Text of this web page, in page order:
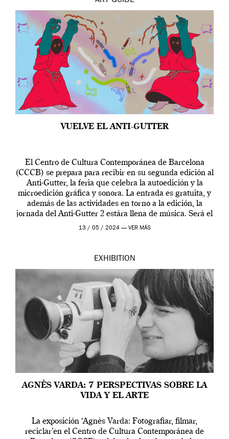
VUELVE EL ANTI-GUTTER
El Centro de Cultura Contemporánea de Barcelona
(CCCB) se prepara para recibir en su segunda edición al
Anti-Gutter, la feria que celebra la autoedición y la
microedición gráfica y sonora. La entrada es gratuita, y
además de las actividades en torno a la edición, la
jornada del Anti-Gutter 2 estára llena de música. Será el
[…]
13 / 05 / 2024 — VER MÁS
EXHIBITION
AGNÈS VARDA: 7 PERSPECTIVAS SOBRE LA
VIDA Y EL ARTE
La exposición ‘Agnès Varda: Fotografiar, filmar,
reciclar’en el Centro de Cultura Contemporánea de